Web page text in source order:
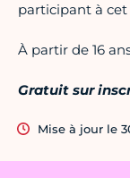
participant à
À partir de 16
Gratuit sur
Mise à jour le